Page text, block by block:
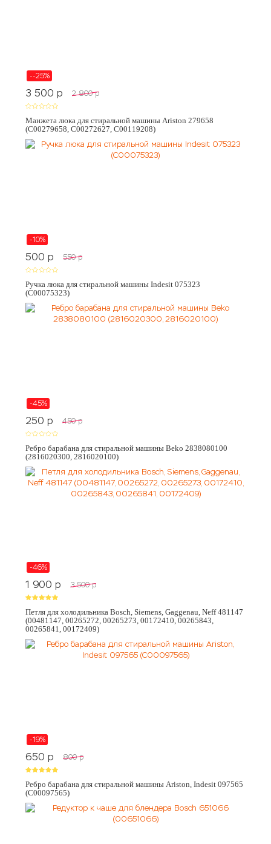
--25%
3 500 p 2 800 p
Манжета люка для стиральной машины Ariston 279658
(C00279658, C00272627, C00119208)
-10%
500 p 550 p
Ручка люка для стиральной машины Indesit 075323
(C00075323)
-45%
250 p 450 p
Ребро барабана для стиральной машины Beko 2838080100
(2816020300, 2816020100)
-46%
1 900 p 3 500 p
Петля для холодильника Bosch, Siemens, Gaggenau, Neff 481147
(00481147, 00265272, 00265273, 00172410, 00265843,
00265841, 00172409)
-19%
650 p 800 p
Ребро барабана для стиральной машины Ariston, Indesit 097565
(C00097565)